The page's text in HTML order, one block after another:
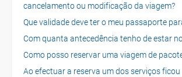
cancelamento ou modificação da viagem?
Que validade deve ter o meu passaporte
Com quanta antecedência tenho de estar
Como posso reservar uma viagem de
Ao efectuar a reserva um dos serviços